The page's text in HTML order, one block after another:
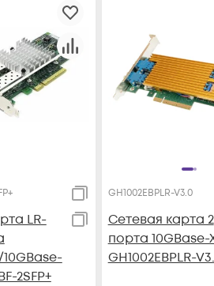
LR-
2SFP+
GH1002EBPLR-V3.0
Сетевая карта 2
порта 10GBase-
GH1002EBPLR-